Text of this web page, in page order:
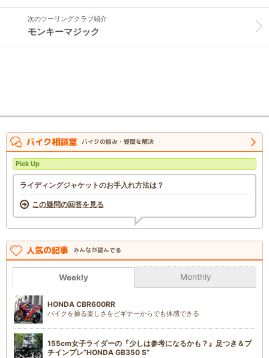
次のツーリングクラブ紹介
モンキーマジック
バイク相談室 バイクの悩み・疑問を解決
Pick Up
ライディングジャケットのお手入れ方法は？
この疑問の回答を見る
人気の記事 みんなが読んでる
Weekly Monthly
HONDA CBR600RR
バイクを操る楽しさをビギナーからでも体感できる
155cm女子ライダーの『少しは参考になるかも？』足つき＆プ
チインプレ“HONDA GB350 S”